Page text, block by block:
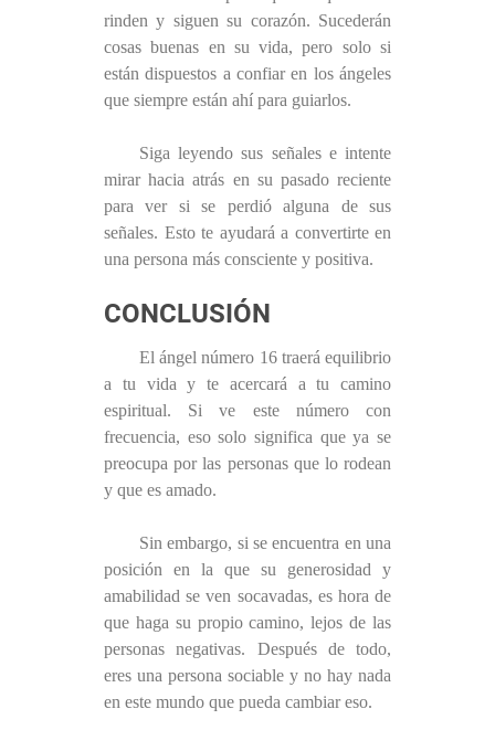
rinden y siguen su corazón. Sucederán
cosas buenas en su vida, pero solo si
están dispuestos a confiar en los ángeles
que siempre están ahí para guiarlos.
Siga leyendo sus señales e intente
mirar hacia atrás en su pasado reciente
para ver si se perdió alguna de sus
señales. Esto te ayudará a convertirte en
una persona más consciente y positiva.
CONCLUSIÓN
El ángel número 16 traerá equilibrio
a tu vida y te acercará a tu camino
espiritual. Si ve este número con
frecuencia, eso solo significa que ya se
preocupa por las personas que lo rodean
y que es amado.
Sin embargo, si se encuentra en una
posición en la que su generosidad y
amabilidad se ven socavadas, es hora de
que haga su propio camino, lejos de las
personas negativas. Después de todo,
eres una persona sociable y no hay nada
en este mundo que pueda cambiar eso.